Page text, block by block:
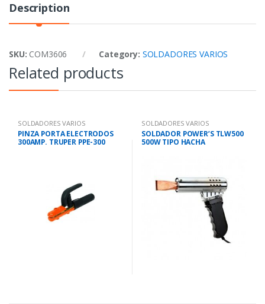
Description
SKU: COM3606 Category: SOLDADORES VARIOS
Related products
SOLDADORES VARIOS
PINZA PORTA ELECTRODOS
300AMP. TRUPER PPE-300
SOLDADORES VARIOS
SOLDADOR POWER’S TLW500
500W TIPO HACHA